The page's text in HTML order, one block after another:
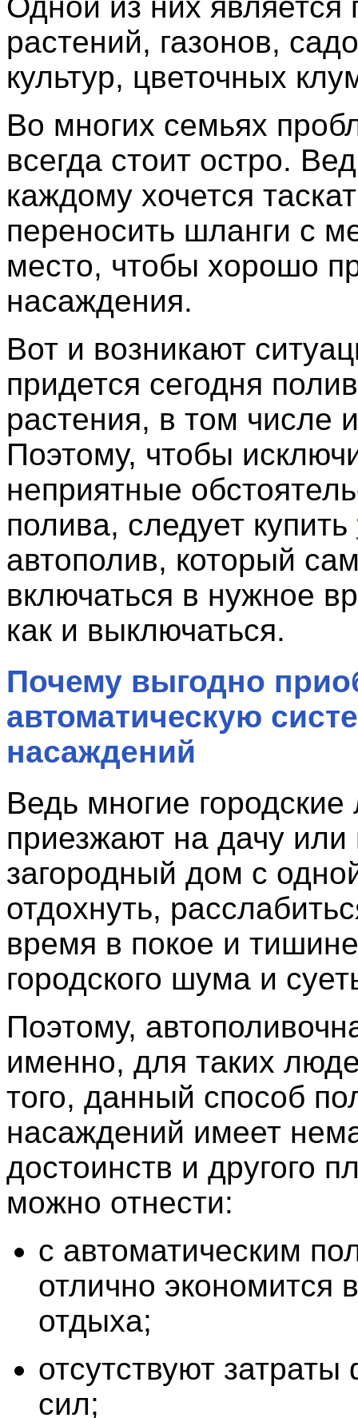
растений, газонов,
культур, цветочных
Во многих семьях
всегда стоит остро.
каждому хочется
переносить шланги с
место, чтобы хорошо
насаждения.
Вот и возникают
придется сегодня
растения, в том числе
Поэтому, чтобы
неприятные
полива, следует купить
автополив, который
включаться в нужное
как и выключаться.
Почему выгодно
автоматическую
насаждений
Ведь многие
приезжают на дачу или
загородный дом с
отдохнуть,
время в покое и
городского шума и
Поэтому,
именно, для таких
того, данный способ
насаждений имеет
достоинств и другого
можно отнести:
с автоматическим
отлично экономится
отдыха;
отсутствуют затраты
сил;